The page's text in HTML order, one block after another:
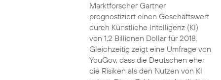
Marktforscher Gartner
prognostiziert einen Geschäftswert
durch Künstliche Intelligenz (KI)
von 1,2 Billionen Dollar für 2018.
Gleichzeitig zeigt eine Umfrage von
YouGov, dass die Deutschen eher
die Risiken als den Nutzen von KI